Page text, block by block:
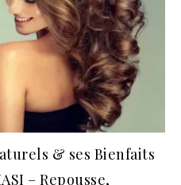
& ses Bienfaits
– Repousse,